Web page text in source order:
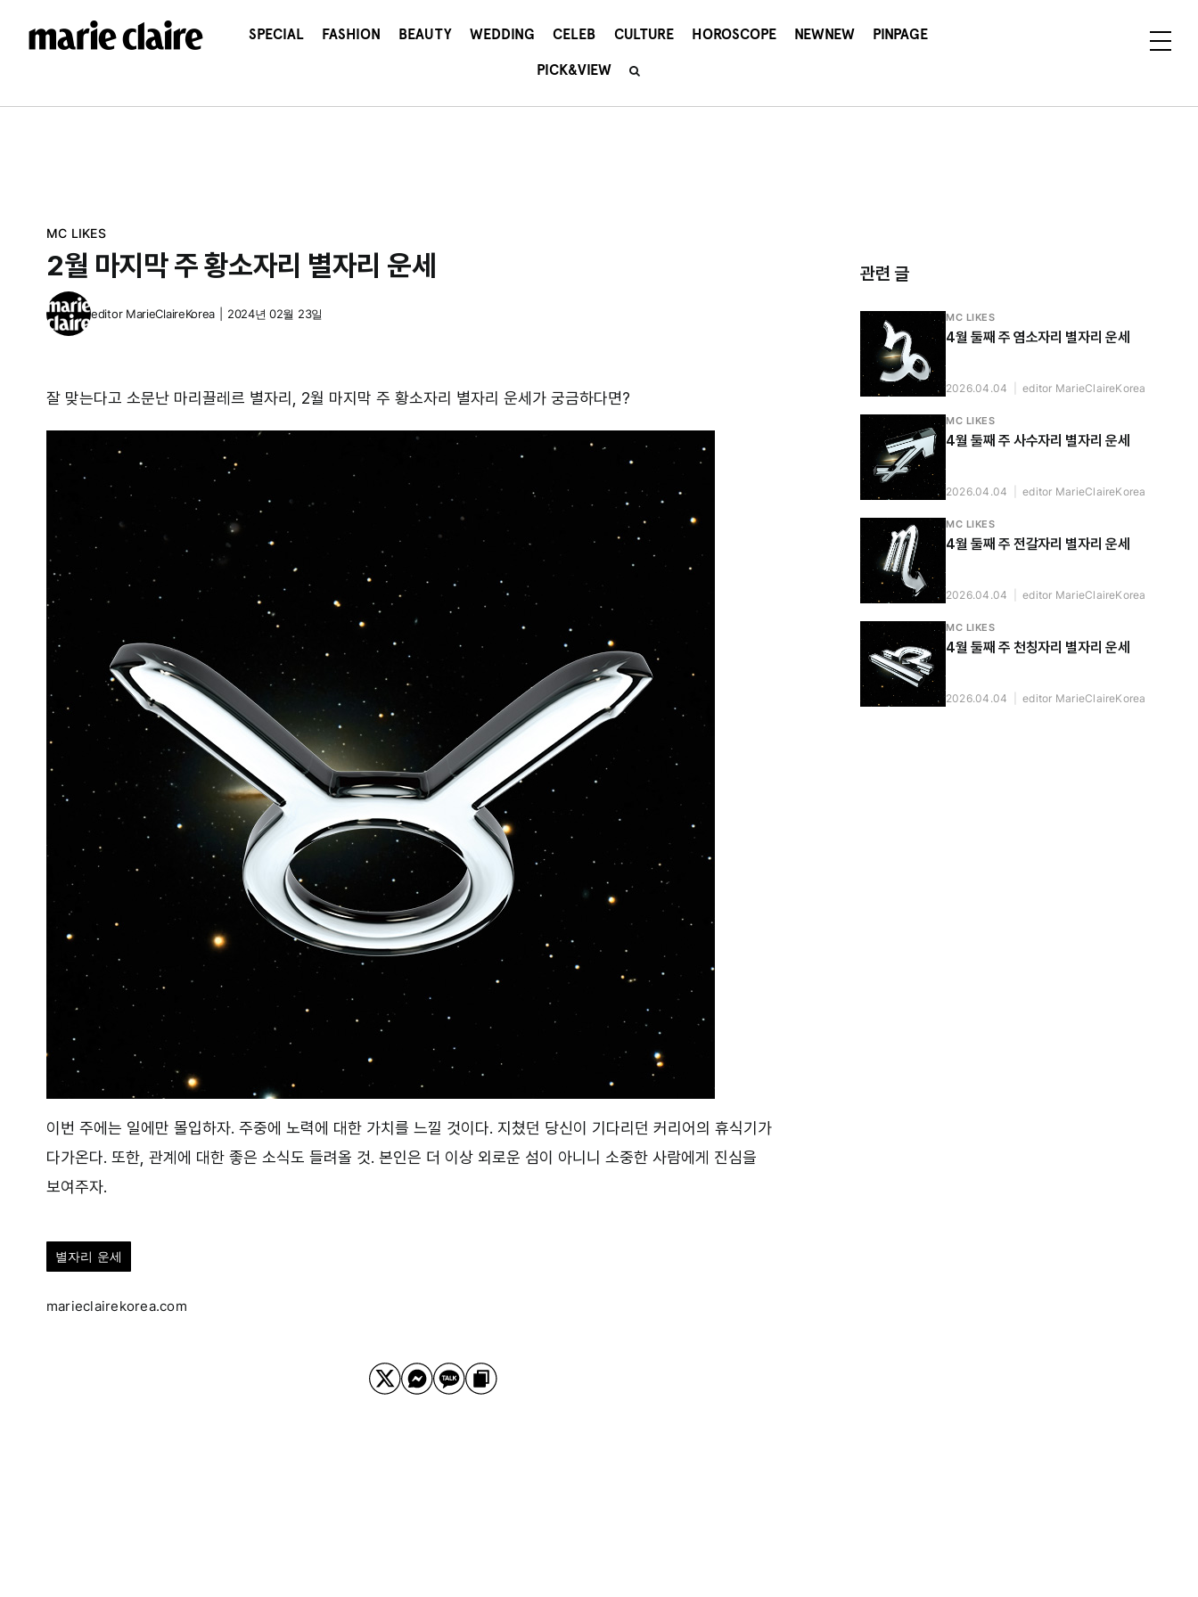
건
SPECIAL FASHION BEAUTY WEDDING CELEB CULTURE HOROSCOPE NEWNEW PINPAGE
PICK&VIEW
MC LIKES
2월 마지막 주 황소자리 별자리 운세
editor MarieClaireKorea 2024년 02월 23일
잘 맞는다고 소문난 마리끌레르 별자리, 2월 마지막 주 황소자리 별자리 운세가 궁금하다면?
이번 주에는 일에만 몰입하자. 주중에 노력에 대한 가치를 느낄 것이다. 지쳤던 당신이 기다리던 커리어의 휴식기가
다가온다. 또한, 관계에 대한 좋은 소식도 들려올 것. 본인은 더 이상 외로운 섬이 아니니 소중한 사람에게 진심을
보여주자.
별자리 운세
marieclairekorea.com
관련 글
MC LIKES
4월 둘째 주 염소자리 별자리 운세
2026.04.04 editor MarieClaireKorea
MC LIKES
4월 둘째 주 사수자리 별자리 운세
2026.04.04 editor MarieClaireKorea
MC LIKES
4월 둘째 주 전갈자리 별자리 운세
2026.04.04 editor MarieClaireKorea
MC LIKES
4월 둘째 주 천칭자리 별자리 운세
2026.04.04 editor MarieClaireKorea